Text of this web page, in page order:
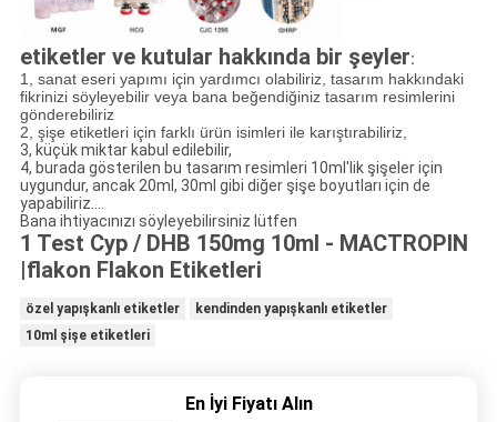
etiketler ve kutular hakkında bir şeyler:
1, sanat eseri yapımı için yardımcı olabiliriz, tasarım hakkındaki
fikrinizi söyleyebilir veya bana beğendiğiniz tasarım resimlerini
gönderebiliriz
2, şişe etiketleri için farklı ürün isimleri ile karıştırabiliriz,
3, küçük miktar kabul edilebilir,
4, burada gösterilen bu tasarım resimleri 10ml'lik şişeler için
uygundur, ancak 20ml, 30ml gibi diğer şişe boyutları için de
yapabiliriz....
Bana ihtiyacınızı söyleyebilirsiniz lütfen
1 Test Cyp / DHB 150mg 10ml - MACTROPIN
|flakon Flakon Etiketleri
özel yapışkanlı etiketler
kendinden yapışkanlı etiketler
10ml şişe etiketleri
En İyi Fiyatı Alın